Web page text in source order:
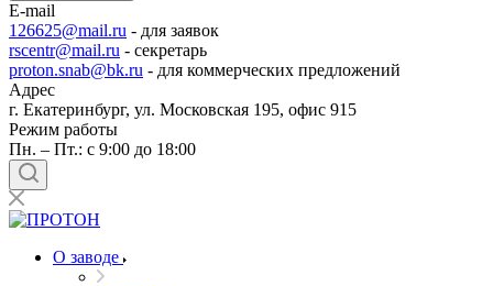
E-mail
126625@mail.ru - для заявок
rscentr@mail.ru - секретарь
proton.snab@bk.ru - для коммерческих предложений
Адрес
г. Екатеринбург, ул. Московская 195, офис 915
Режим работы
Пн. – Пт.: с 9:00 до 18:00
О заводе